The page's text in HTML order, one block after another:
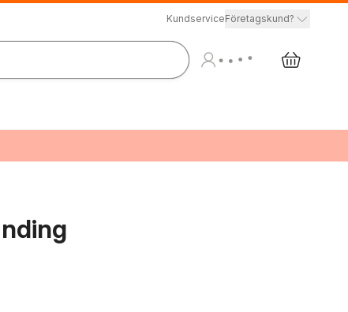
KundserviceFöretagskund?